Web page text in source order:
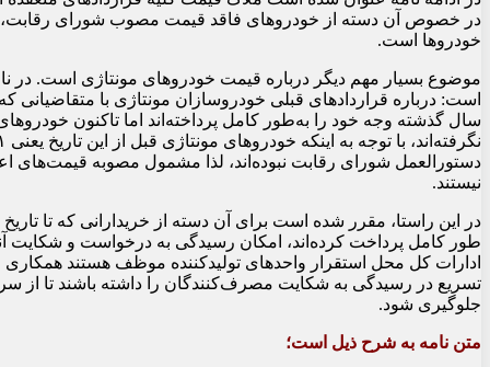
در خصوص آن دسته از خودروهای فاقد قیمت مصوب شورای رقابت،
خودروها است.
موضوع بسیار مهم دیگر درباره قیمت خودروهای مونتاژی است. در
سال گذشته وجه خود را به‌طور کامل پرداخته‌اند اما تاکنون
دستورالعمل شورای رقابت نبوده‌اند، لذا مشمول مصوبه قیمت‌های
نیستند.
در این راستا، مقرر شده است برای آن دسته از خریدارانی که تا
طور کامل پرداخت کرده‌اند، امکان رسیدگی به درخواست و شکایت
ادارات کل محل استقرار واحدهای تولیدکننده موظف هستند همکاری
تسریع در رسیدگی به شکایت مصرف‌کنندگان را داشته باشند تا از
جلوگیری شود.
متن نامه به شرح ذیل است؛